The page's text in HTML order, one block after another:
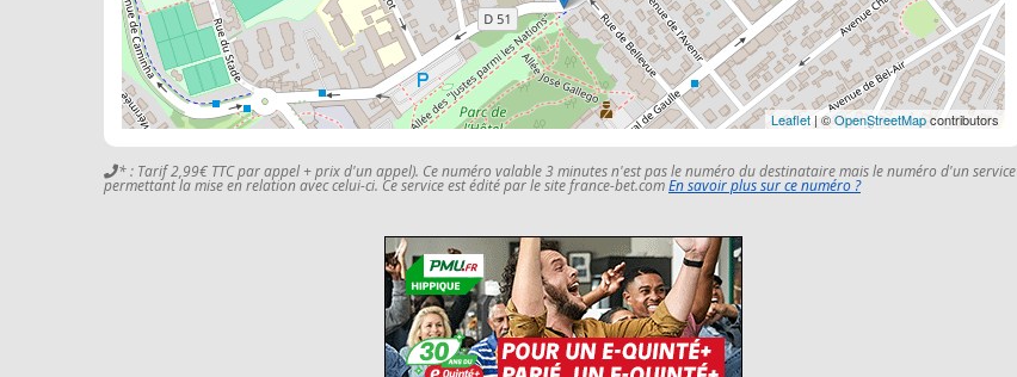
Leaflet | ©OpenStreetMapcontributors
* : Tarif 2,99€ TTC par appel + prix d'un appel). Ce numéro valable 3 minutes n'est pas le numéro du destinataire mais le numéro d'un service
permettant la mise en relation avec celui-ci. Ce service est édité par le site france-bet.comEn savoir plus sur ce numéro ?